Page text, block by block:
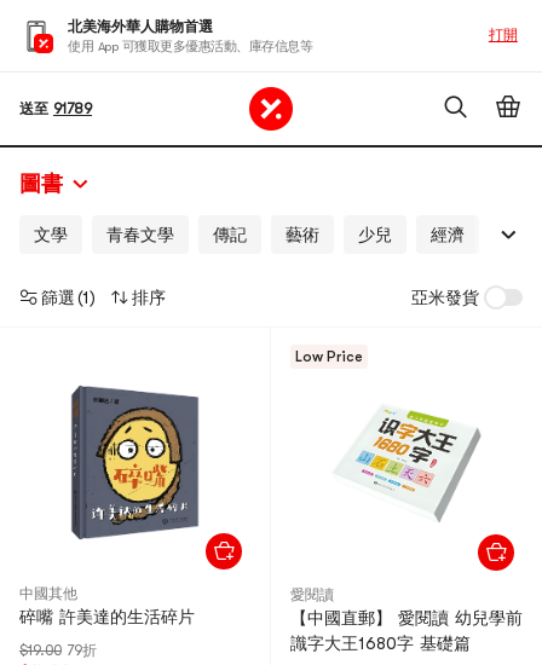
北美海外華人購物首選
使用 App 可獲取更多優惠活動、庫存信息等
打開
送至 91789
圖書
文學 青春文學 傳記 藝術 少兒 經濟 金融
篩選(1) 排序 亞米發貨
中國其他
碎嘴 許美達的生活碎片
$19.00 79折
Low Price
愛閱讀
【中國直郵】 愛閱讀 幼兒學前
識字大王1680字 基礎篇